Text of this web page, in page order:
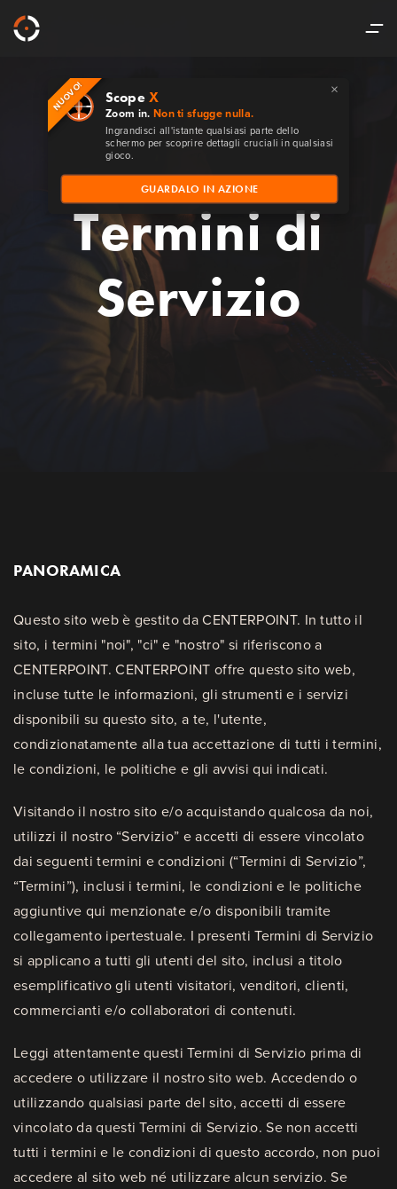
NUOVO! ×
ScopeX
Zoom in. Non ti sfugge nulla.
Ingrandisci all'istante qualsiasi parte dello
schermo per scoprire dettagli cruciali in qualsiasi
gioco.
GUARDALO IN AZIONE
Termini di
Servizio
PANORAMICA
Questo sito web è gestito da CENTERPOINT. In tutto il
sito, i termini "noi", "ci" e "nostro" si riferiscono a
CENTERPOINT. CENTERPOINT offre questo sito web,
incluse tutte le informazioni, gli strumenti e i servizi
disponibili su questo sito, a te, l'utente,
condizionatamente alla tua accettazione di tutti i termini,
le condizioni, le politiche e gli avvisi qui indicati.
Visitando il nostro sito e/o acquistando qualcosa da noi,
utilizzi il nostro “Servizio” e accetti di essere vincolato
dai seguenti termini e condizioni (“Termini di Servizio”,
“Termini”), inclusi i termini, le condizioni e le politiche
aggiuntive qui menzionate e/o disponibili tramite
collegamento ipertestuale. I presenti Termini di Servizio
si applicano a tutti gli utenti del sito, inclusi a titolo
esemplificativo gli utenti visitatori, venditori, clienti,
commercianti e/o collaboratori di contenuti.
Leggi attentamente questi Termini di Servizio prima di
accedere o utilizzare il nostro sito web. Accedendo o
utilizzando qualsiasi parte del sito, accetti di essere
vincolato da questi Termini di Servizio. Se non accetti
tutti i termini e le condizioni di questo accordo, non puoi
accedere al sito web né utilizzare alcun servizio. Se